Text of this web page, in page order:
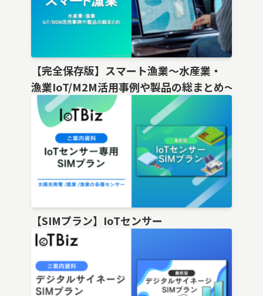
【完全保存版】スマート漁業〜水産業・
漁業IoT/M2M活用事例や製品の総まとめ〜
【SIMプラン】IoTセンサー